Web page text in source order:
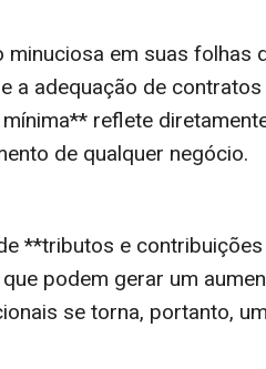
minuciosa em suas folhas
a adequação de contratos
reflete
de qualquer negócio.
**tributos e contribuições
podem gerar um
se torna, portanto,